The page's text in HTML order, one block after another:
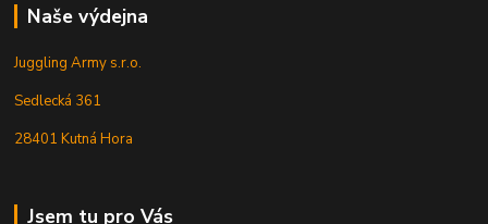
Naše výdejna
Juggling Army s.r.o.
Sedlecká 361
28401 Kutná Hora
Jsem tu pro Vás